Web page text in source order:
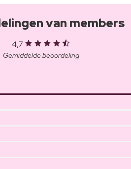
van members
4,7
Gemiddelde beoordeling